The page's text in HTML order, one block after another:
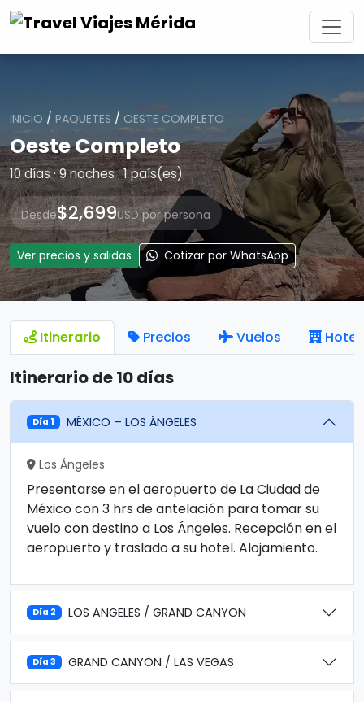
INICIO / PAQUETES / OESTE COMPLETO
Oeste Completo
10 días · 9 noches · 1 país(es)
Desde$2,699USD por persona
Ver precios y salidas Cotizar por WhatsApp
Itinerario Precios Vuelos
Itinerario de 10 días
Día 1 MÉXICO – LOS ÁNGELES
Los Ángeles
Presentarse en el aeropuerto de La Ciudad de
México con 3 hrs de antelación para tomar su
vuelo con destino a Los Ángeles. Recepción en el
aeropuerto y traslado a su hotel. Alojamiento.
Día 2 LOS ANGELES / GRAND CANYON
Día 3 GRAND CANYON / LAS VEGAS